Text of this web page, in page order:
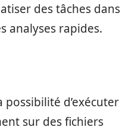
des tâches dans
analyses rapides.
possibilité d’exécuter
sur des fichiers